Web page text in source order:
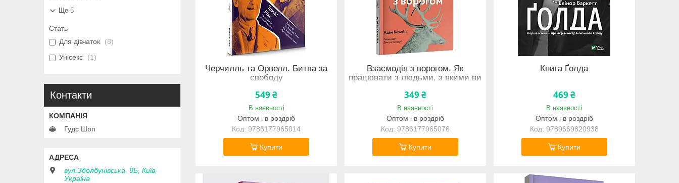
Черчилль та Орвелл. Битва за
свободу
549 ₴
В наявності
Оптом і в роздріб
9786177965014
Купити
Взаємодія з ворогом. Як
працювати з людьми, з якими ви
і яким ви не
349 ₴
В наявності
Оптом і в роздріб
9786177965076
Купити
Книга Ґолда
469 ₴
В наявності
Оптом і в роздріб
9789669820938
Купити
Ще 5
Стать
Для дівчаток
8
Унісекс
1
Контакти
Гудс Шоп
вул.Здолбунівська, 9Б, Київ,
Україна